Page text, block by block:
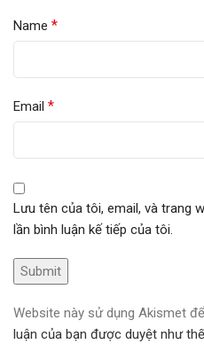
Name *
Email *
Lưu tên của tôi, email, và trang
lần bình luận kế tiếp của tôi.
Website này sử dụng Akismet
luận của bạn được duyệt như